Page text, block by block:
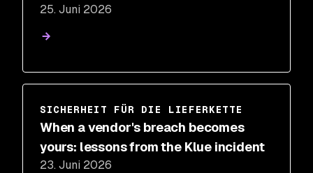
25. Juni 2026
SICHERHEIT FÜR DIE LIEFERKETTE
When a vendor's breach becomes
yours: lessons from the Klue incident
23. Juni 2026